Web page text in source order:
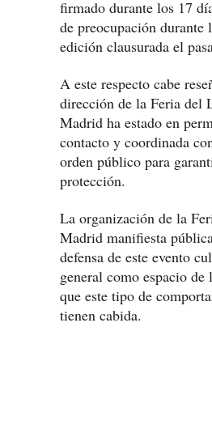
firmado durante los 17
de preocupación durante
edición clausurada el
A este respecto cabe
dirección de la Feria del
Madrid ha estado en
contacto y coordinada
orden público para
protección.
La organización de la
Madrid manifiesta
defensa de este evento
general como espacio
que este tipo de
tienen cabida.